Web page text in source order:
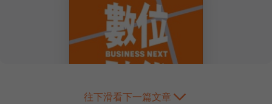
往下滑看下一篇文章